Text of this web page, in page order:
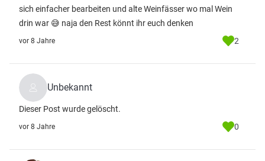
sich einfacher bearbeiten und alte Weinfässer wo mal Wein
drin war 😅 naja den Rest könnt ihr euch denken
vor 8 Jahre 2
Unbekannt
Dieser Post wurde gelöscht.
vor 8 Jahre 0